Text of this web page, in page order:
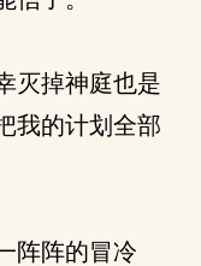
灭掉神庭也是
我的计划全部
阵阵的冒冷